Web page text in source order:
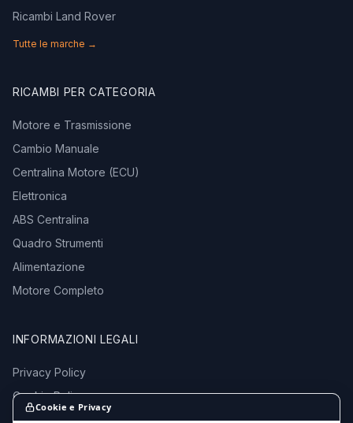
Ricambi Land Rover
Tutte le marche →
RICAMBI PER CATEGORIA
Motore e Trasmissione
Cambio Manuale
Centralina Motore (ECU)
Elettronica
ABS Centralina
Quadro Strumenti
Alimentazione
Motore Completo
INFORMAZIONI LEGALI
Privacy Policy
Cookie Policy
Termini e Condizioni
Cookie e Privacy